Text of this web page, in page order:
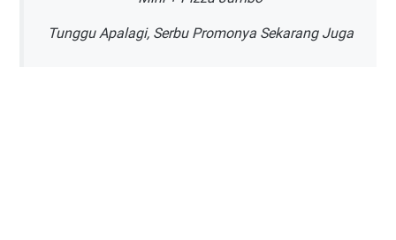
Tunggu Apalagi, Serbu Promonya Sekarang Juga